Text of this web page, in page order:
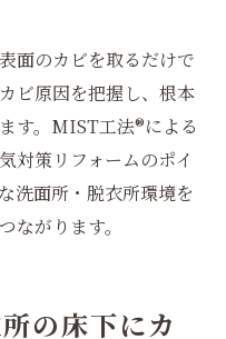
面のカビを取るだけで
ビ原因を把握し、根本
す。MIST工法®による
対策リフォームのポイ
洗面所・脱衣所環境を
ながります。
の床下にカ